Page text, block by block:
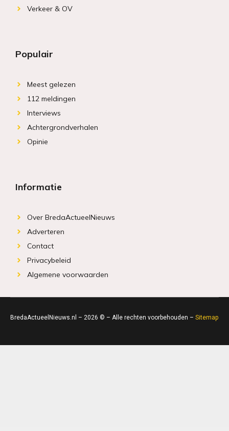
Verkeer & OV
Populair
Meest gelezen
112 meldingen
Interviews
Achtergrondverhalen
Opinie
Informatie
Over BredaActueelNieuws
Adverteren
Contact
Privacybeleid
Algemene voorwaarden
BredaActueelNieuws.nl – 2026 © – Alle rechten voorbehouden – Sitemap